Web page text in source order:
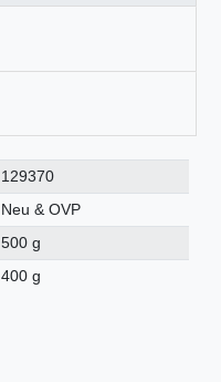
129370
Neu & OVP
500 g
400 g